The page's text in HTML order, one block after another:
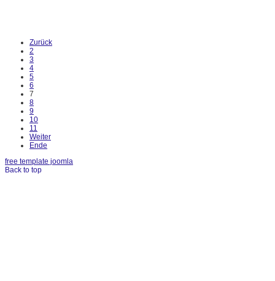
Zurück
2
3
4
5
6
7
8
9
10
11
Weiter
Ende
free template joomla
Back to top